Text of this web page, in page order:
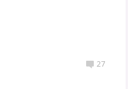
27